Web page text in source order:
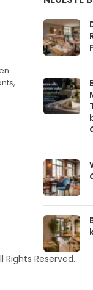
Rights Reserved.